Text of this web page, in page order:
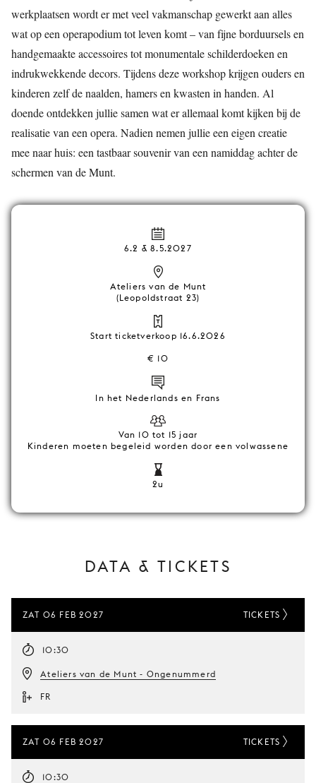
werkplaatsen wordt er met veel vakmanschap gewerkt aan alles
wat op een operapodium tot leven komt – van fijne borduursels en
handgemaakte accessoires tot monumentale schilderdoeken en
indrukwekkende decors. Tijdens deze workshop krijgen ouders en
kinderen zelf de naalden, hamers en kwasten in handen. Al
doende ontdekken jullie samen wat er allemaal komt kijken bij de
realisatie van een opera. Nadien nemen jullie een eigen creatie
mee naar huis: een tastbaar souvenir van een namiddag achter de
schermen van de Munt.
6.2 & 8.5.2027
Ateliers van de Munt
(Leopoldstraat 23)
Start ticketverkoop 16.6.2026
€ 10
In het Nederlands en Frans
Van 10 tot 15 jaar
Kinderen moeten begeleid worden door een volwassene
2u
DATA & TICKETS
ZAT 06 FEB 2027
10:30
Ateliers van de Munt - Ongenummerd
FR
TICKETS
ZAT 06 FEB 2027
10:30
TICKETS